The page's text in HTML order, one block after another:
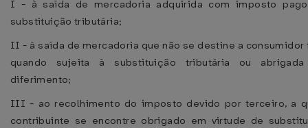
I - à saída de mercadoria adquirida com imposto
substituição tributária;
II - à saída de mercadoria que não se destine a consumidor
quando sujeita à substituição tributária ou
diferimento;
III - ao recolhimento do imposto devido por terceiro, a
contribuinte se encontre obrigado em virtude de